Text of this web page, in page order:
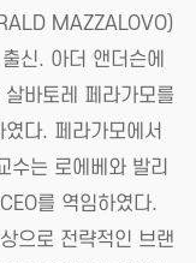
MAZZALOVO)
신. 아더 앤더슨에
바토레 페라가모를
다. 페라가모에서
수는 로에베와 발리
를 역임하였다.
으로 전략적인 브랜